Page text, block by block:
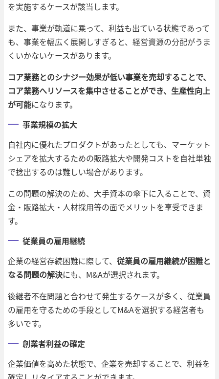
を実施するケースが該当します。
また、事業が軌道に乗って、利益も出ている状態であって
も、事業を幅広く展開しすぎると、経営資源の分配がうま
くいかないケースがあります。
コア業務とのシナジー効果が低い事業を売却することで、
コア業務へリソースを集中させることができ、生産性向上
が可能になります。
事業規模の拡大
自社内に優れたプロダクトがあったとしても、マーケット
シェアを拡大するための販路拡大や開発コストを自社単独
で捻出するのは難しい場合があります。
この問題の解決のため、大手資本の傘下に入ることで、資
金・販路拡大・人材採用等の面でメリットを享受できま
す。
従業員の雇用継続
企業の経営存続困難に際して、 従業員の雇用継続が困難と
なる問題の解決にも、M&Aが選択されます。
後継者不在問題と合わせて発生するケースが多く、従業員
の雇用を守るための手段としてM&Aを選択する経営者も
多いです。
創業者利益の確定
企業価値を高めた状態で、企業を売却することで、利益を